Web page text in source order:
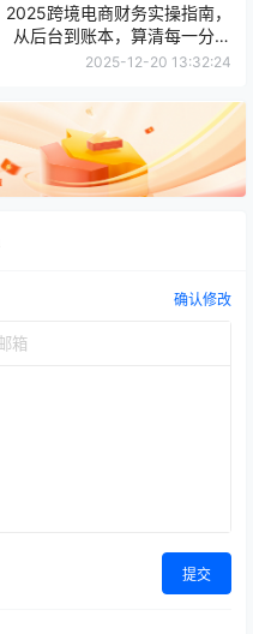
2025跨境电商财务实操指南，
从后台到账本，算清每一分利
润，系统讲解-案例实操-专业
2025-12-20 13:32:24
确认修改
提交